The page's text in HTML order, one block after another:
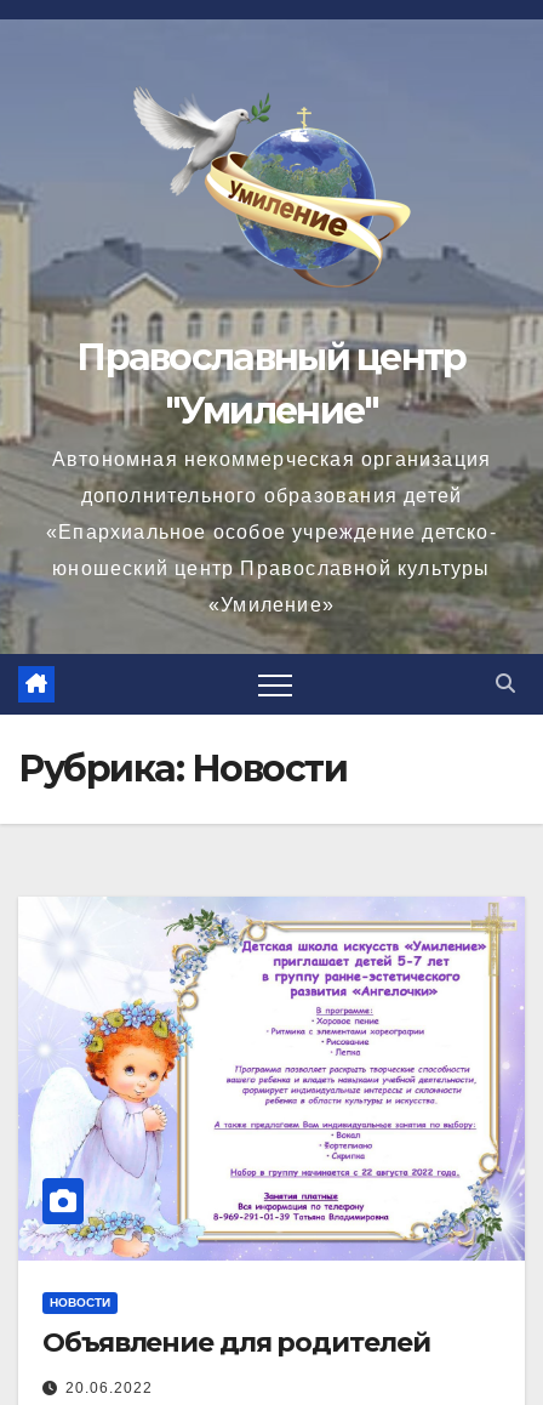
Перейти
Православный центр
"Умиление"
Автономная некоммерческая организация
дополнительного образования детей
«Епархиальное особое учреждение детско-
юношеский центр Православной культуры
«Умиление»
Рубрика: Новости
НОВОСТИ
Объявление для родителей
20.06.2022